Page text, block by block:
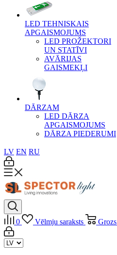
LED TEHNISKAIS
APGAISMOJUMS
LED PROŽEKTORI
UN STATĪVI
AVĀRIJAS
GAISMEKĻI
DĀRZAM
LED DĀRZA
APGAISMOJUMS
DĀRZA PIEDERUMI
LV EN RU
0 Vēlmju saraksts Grozs